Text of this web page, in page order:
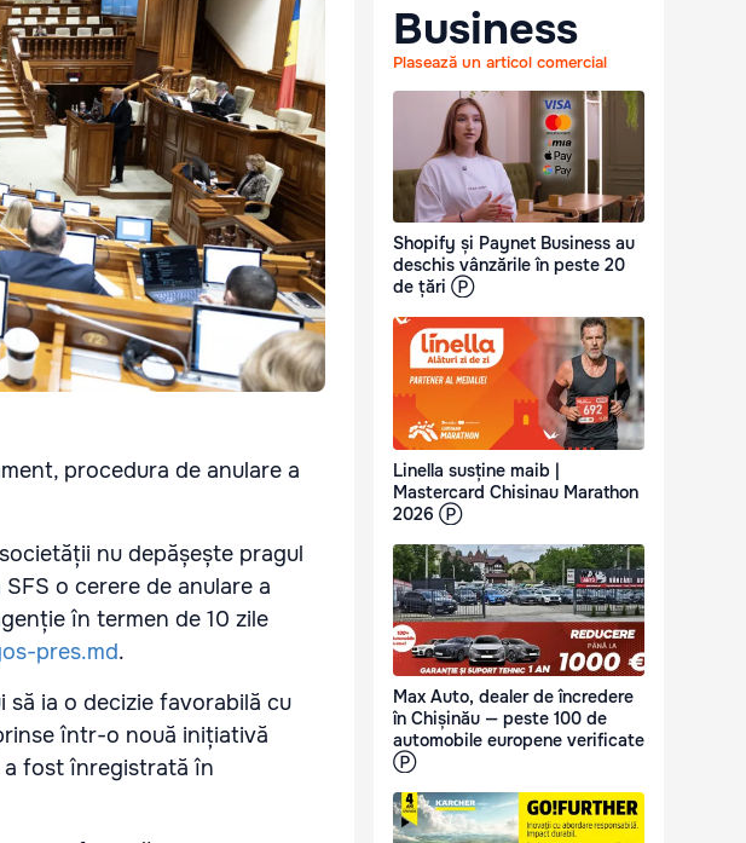
procedura de anulare a
nu depășește pragul
o cerere de anulare a
în termen de 10 zile
pres.md.
să ia o decizie favorabilă cu
într-o nouă inițiativă
a fost înregistrată în
Business
Plasează un articol comercial
Shopify și Paynet Business au
deschis vânzările în peste 20
de țări Ⓟ
Linella susține maib |
Mastercard Chisinau Marathon
2026 Ⓟ
Max Auto, dealer de încredere
în Chișinău — peste 100 de
automobile europene verificate
Ⓟ